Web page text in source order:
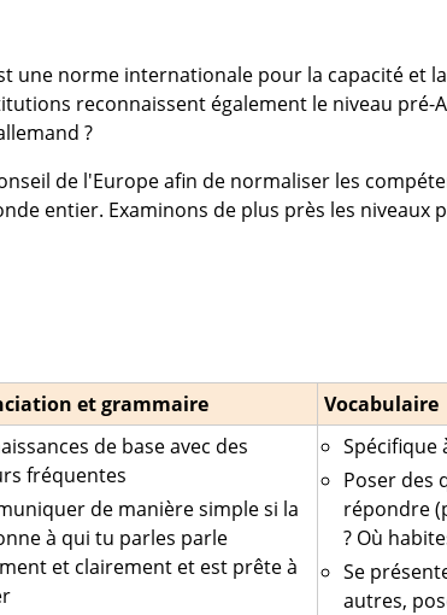
une norme internationale pour la capacité et
reconnaissent également le niveau
?
de l'Europe afin de normaliser les
entier. Examinons de plus près les niveaux
et grammaire
Vocabulaire
de base avec des
fréquentes
de manière simple si la
à qui tu parles parle
et clairement et est prête à
Spécifique
Poser des
répondre
? Où
Se
autres,